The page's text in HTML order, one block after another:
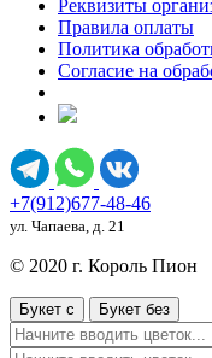
Реквизиты
Правила оплаты
Политика
Согласие на
+7(912)677-48-46
ул. Чапаева, д. 21
© 2020 г. Король Пион
Букет с Букет без